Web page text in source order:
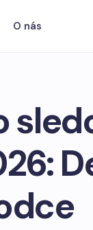
O nás